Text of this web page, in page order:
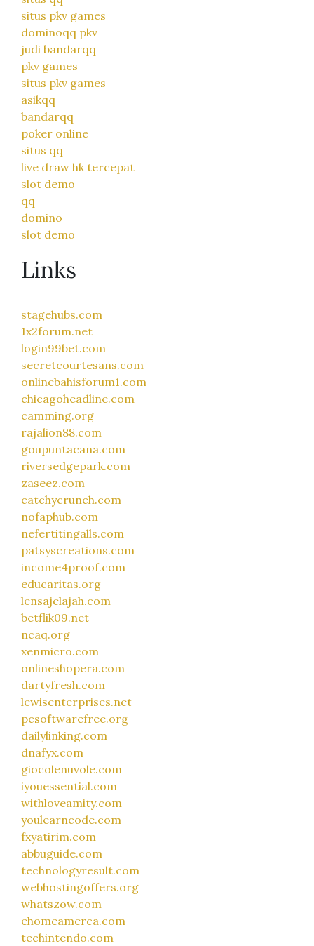
situs pkv games
dominoqq pkv
judi bandarqq
pkv games
situs pkv games
asikqq
bandarqq
poker online
situs qq
live draw hk tercepat
slot demo
qq
domino
slot demo
Links
stagehubs.com
1x2forum.net
login99bet.com
secretcourtesans.com
onlinebahisforum1.com
chicagoheadline.com
camming.org
rajalion88.com
goupuntacana.com
riversedgepark.com
zaseez.com
catchycrunch.com
nofaphub.com
nefertitingalls.com
patsyscreations.com
income4proof.com
educaritas.org
lensajelajah.com
betflik09.net
ncaq.org
xenmicro.com
onlineshopera.com
dartyfresh.com
lewisenterprises.net
pcsoftwarefree.org
dailylinking.com
dnafyx.com
giocolenuvole.com
iyouessential.com
withloveamity.com
youlearncode.com
fxyatirim.com
abbuguide.com
technologyresult.com
webhostingoffers.org
whatszow.com
ehomeamerca.com
techintendo.com